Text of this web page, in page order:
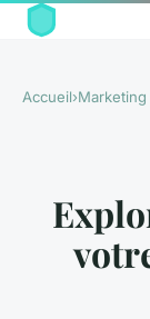
Accueil›Marketing